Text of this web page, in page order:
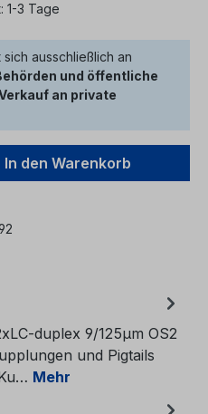
1-3 Tage
ausschließlich an
und öffentliche
an private
den
In den Warenkorb
duplex 9/125µm OS2
und Pigtails
Mehr